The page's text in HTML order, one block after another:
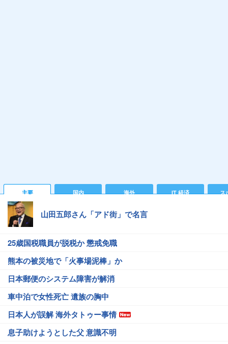
主要 国内 海外 IT 経済 ス
山田五郎さん「アド街」で名言
25歳国税職員が脱税か 懲戒免職
熊本の被災地で「火事場泥棒」か
日本郵便のシステム障害が解消
車中泊で女性死亡 遺族の胸中
日本人が誤解 海外タトゥー事情
息子助けようとした父 意識不明